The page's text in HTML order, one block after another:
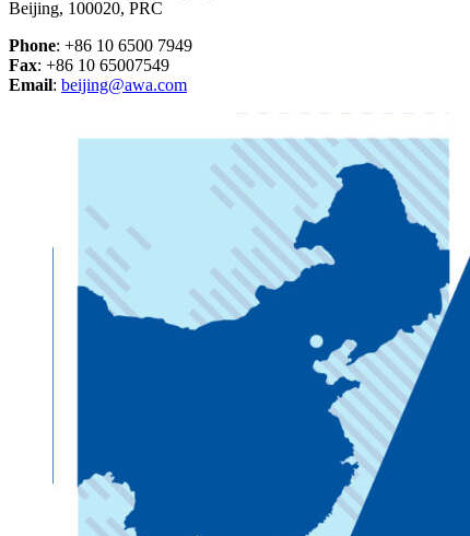
Beijing, 100020, PRC
Phone: +86 10 6500 7949
Fax: +86 10 65007549
Email: beijing@awa.com